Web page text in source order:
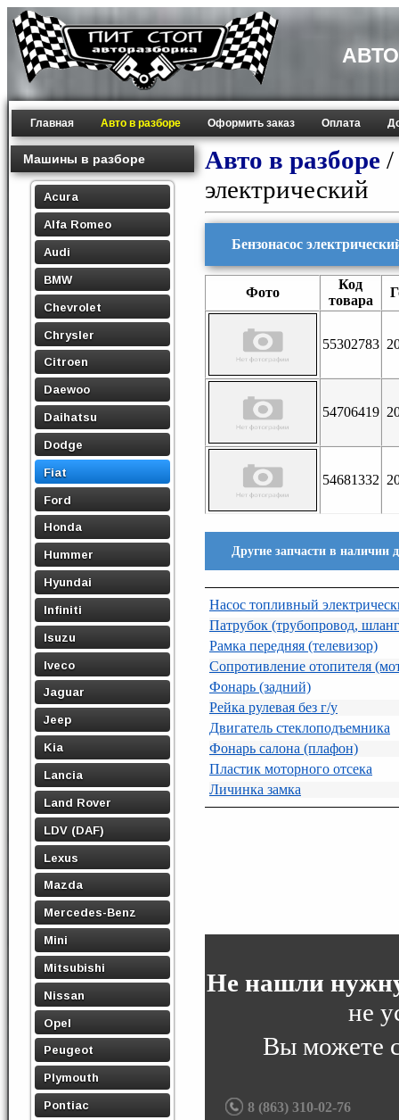
Главная Авто в разборе Оформить заказ Оплата
Машины в разборе
Acura
Alfa Romeo
Audi
BMW
Chevrolet
Chrysler
Citroen
Daewoo
Daihatsu
Dodge
Fiat
Ford
Honda
Hummer
Hyundai
Infiniti
Isuzu
Iveco
Jaguar
Jeep
Kia
Lancia
Land Rover
LDV (DAF)
Lexus
Mazda
Mercedes-Benz
Mini
Mitsubishi
Nissan
Opel
Peugeot
Plymouth
Pontiac
Авто в разборе /
электрический
Бензонасос
Фото
Код
товара
55302783
54706419
54681332
Другие запчасти в наличии
Насос топливный
Патрубок (трубопровод,
Рамка передняя (телевизор)
Сопротивление отопителя
Фонарь (задний)
Рейка рулевая без г/у
Двигатель стеклоподъемника
Фонарь салона (плафон)
Пластик моторного отсека
Личинка замка
Не нашли
не
Вы можете
8 (863) 310-02-76